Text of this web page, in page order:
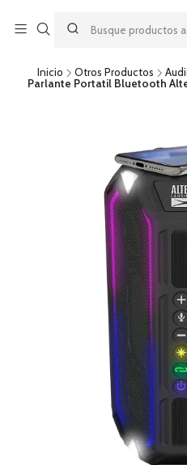
descuento
por una compra mínima de
acumulable a otras promociones
Inicio Otros Productos
Parlante Portatil Bluetooth